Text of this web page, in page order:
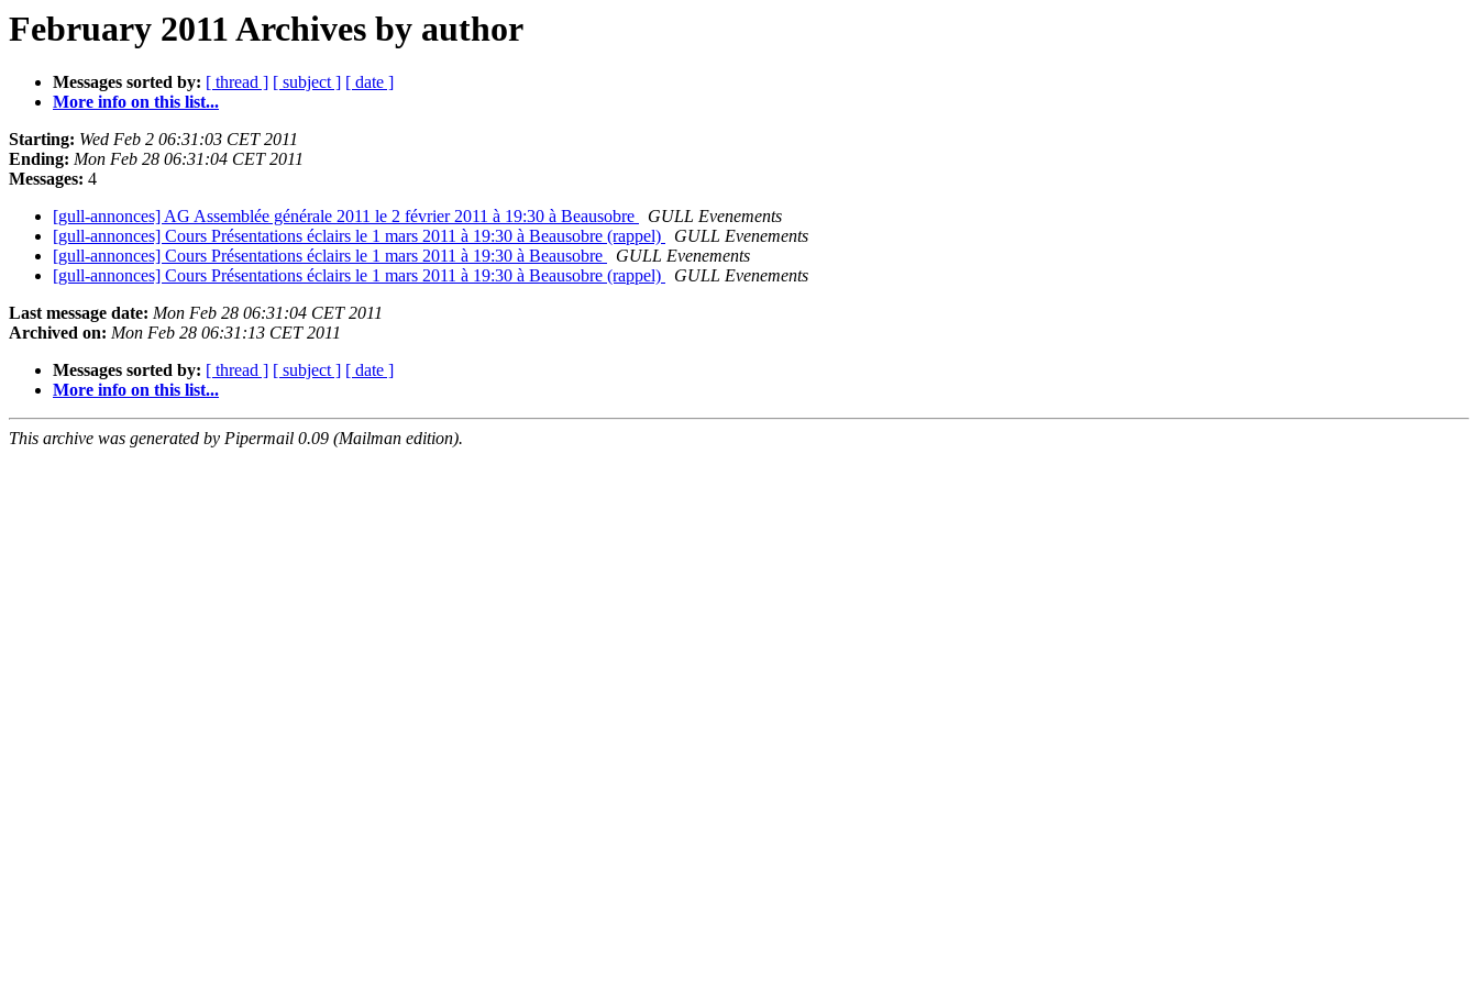
February 2011 Archives by author
Messages sorted by: [ thread ] [ subject ] [ date ]
More info on this list...
Starting: Wed Feb 2 06:31:03 CET 2011
Ending: Mon Feb 28 06:31:04 CET 2011
Messages: 4
[gull-annonces] AG Assemblée générale 2011 le 2 février 2011 à 19:30 à Beausobre
GULL Evenements
[gull-annonces] Cours Présentations éclairs le 1 mars 2011 à 19:30 à Beausobre (rappel)
GULL Evenements
[gull-annonces] Cours Présentations éclairs le 1 mars 2011 à 19:30 à Beausobre
GULL Evenements
[gull-annonces] Cours Présentations éclairs le 1 mars 2011 à 19:30 à Beausobre (rappel)
GULL Evenements
Last message date: Mon Feb 28 06:31:04 CET 2011
Archived on: Mon Feb 28 06:31:13 CET 2011
Messages sorted by: [ thread ] [ subject ] [ date ]
More info on this list...
This archive was generated by Pipermail 0.09 (Mailman edition).